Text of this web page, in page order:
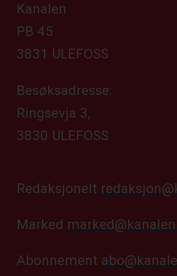
Kanalen
PB 45
3831 ULEFOSS
Besøksadresse:
Ringsevja 3,
3830 ULEFOSS
Redaksjonelt
Marked
Abonnement